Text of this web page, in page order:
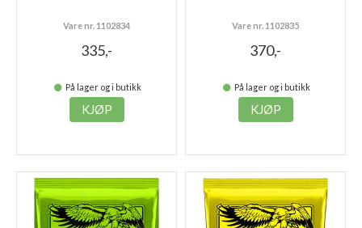
Vare nr. 1102834
335,-
På lager og i butikk
KJØP
Vare nr. 1102835
370,-
På lager og i butikk
KJØP